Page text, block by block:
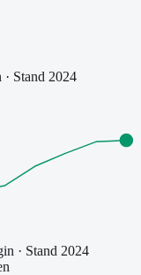
· Stand 2024
· Stand 2024